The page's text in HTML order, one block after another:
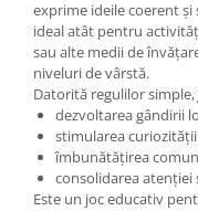
exprime ideile coerent și
ideal atât pentru
sau alte medii de
niveluri de vârstă.
Datorită regulilor simple,
dezvoltarea gândirii
stimularea
îmbunătățirea
consolidarea atenției
Este un joc educativ